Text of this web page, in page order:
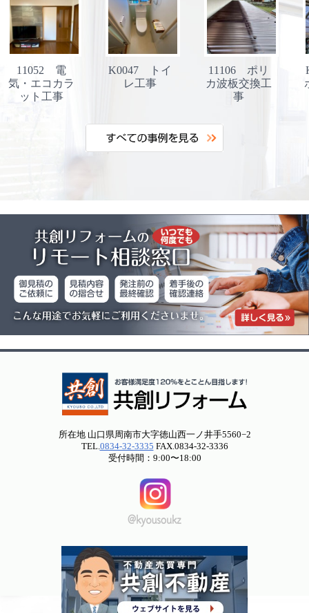
11052 電
気・エコカラ
ット工事
K0047 トイ
レ工事
11106 ポリ
カ波板交換工
事
所在地 山口県周南市大字徳山西一ノ井手5560−2
TEL.0834-32-3335 FAX.0834-32-3336
受付時間：9:00〜18:00